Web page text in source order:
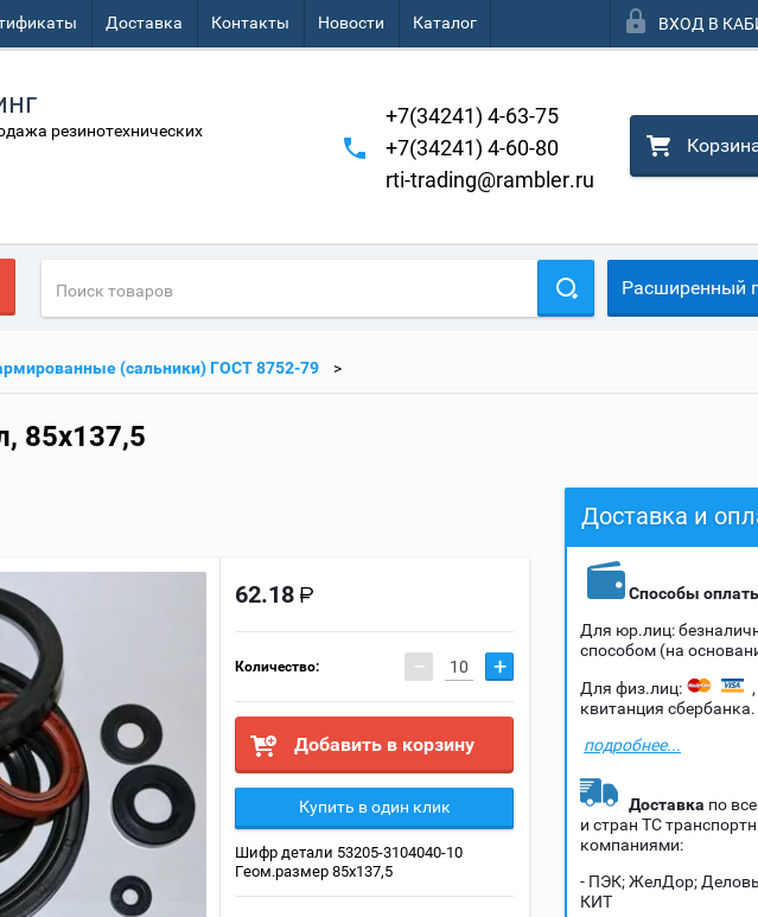
Доставка Контакты Новости Каталог ВХОД В
резинотехнических
+7(34241) 4-63-75
+7(34241) 4-60-80
rti-trading@rambler.ru
Расширенный
(сальники) ГОСТ 8752-79
85х137,5
62.18
Количество: − +
Добавить в корзину
Купить в один клик
Шифр детали 53205-3104040-10
Геом.размер 85х137,5
Доставка и
Способы
Для юр.лиц:
способом (на
Для физ.лиц:
,
квитанция сбербанка.
подробнее...
Доставка по
и стран ТС
компаниями:
- ПЭК; ЖелДор;
КИТ